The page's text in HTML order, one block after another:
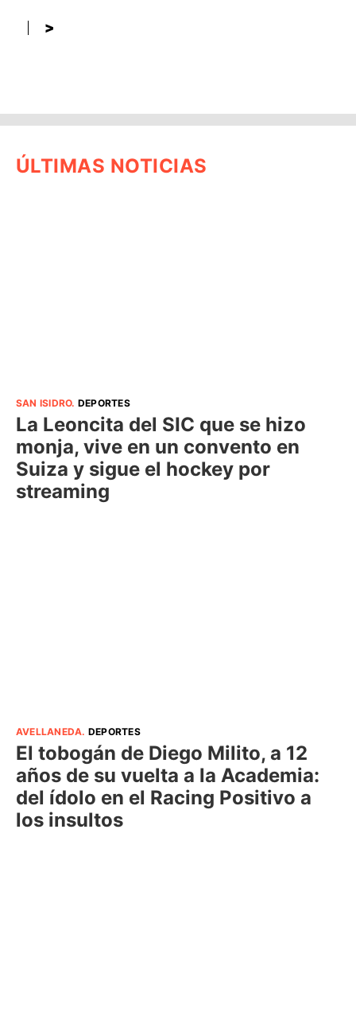
>
ÚLTIMAS NOTICIAS
SAN ISIDRO. DEPORTES
La Leoncita del SIC que se hizo
monja, vive en un convento en
Suiza y sigue el hockey por
streaming
AVELLANEDA. DEPORTES
El tobogán de Diego Milito, a 12
años de su vuelta a la Academia:
del ídolo en el Racing Positivo a
los insultos